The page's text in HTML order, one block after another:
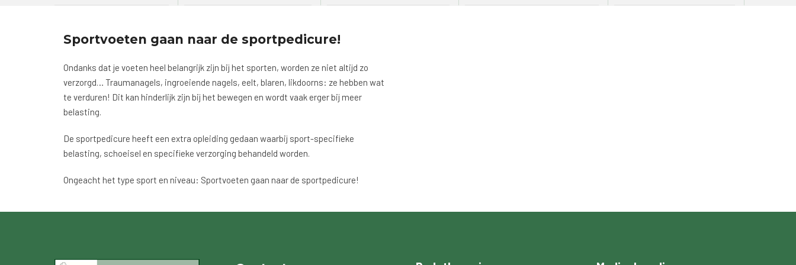
Sportvoeten gaan naar de sportpedicure!
Ondanks dat je voeten heel belangrijk zijn bij het sporten, worden ze niet altijd zo
verzorgd… Traumanagels, ingroeiende nagels, eelt, blaren, likdoorns: ze hebben wat
te verduren! Dit kan hinderlijk zijn bij het bewegen en wordt vaak erger bij meer
belasting.
De sportpedicure heeft een extra opleiding gedaan waarbij sport-specifieke
belasting, schoeisel en specifieke verzorging behandeld worden.
Ongeacht het type sport en niveau: Sportvoeten gaan naar de sportpedicure!